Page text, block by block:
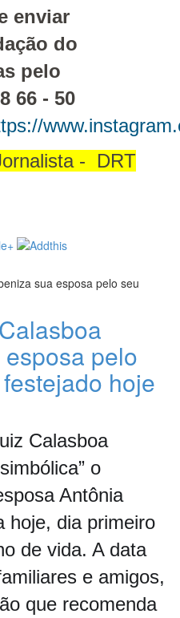
enviar
do
pelo
66 - 50
- DRT
pelo
hoje
Calasboa
o
Antônia
hoje, dia primeiro
de vida. A data
e amigos,
que recomenda